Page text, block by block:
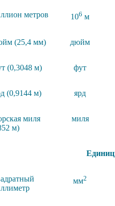
метров 106 м
(25,4 мм) дюйм
(0,3048 м) фут
(0,9144 м) ярд
миля
м)
миля
мм2